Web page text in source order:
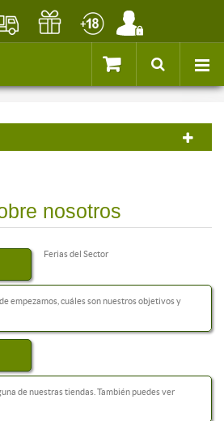
nosotros
empezamos, cuáles son nuestros objetivos y
de nuestras tiendas. También puedes ver
Ferias del Sector